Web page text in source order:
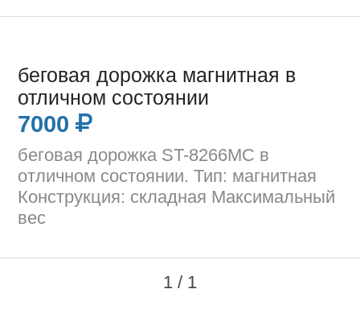
беговая дорожка магнитная в
отличном состоянии
7000
беговая дорожка ST-8266MC в
отличном состоянии. Тип: магнитная
Конструкция: складная Максимальный
вес
1 / 1